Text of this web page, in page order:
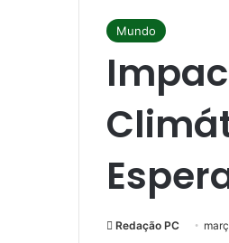
Mundo
Redação PC